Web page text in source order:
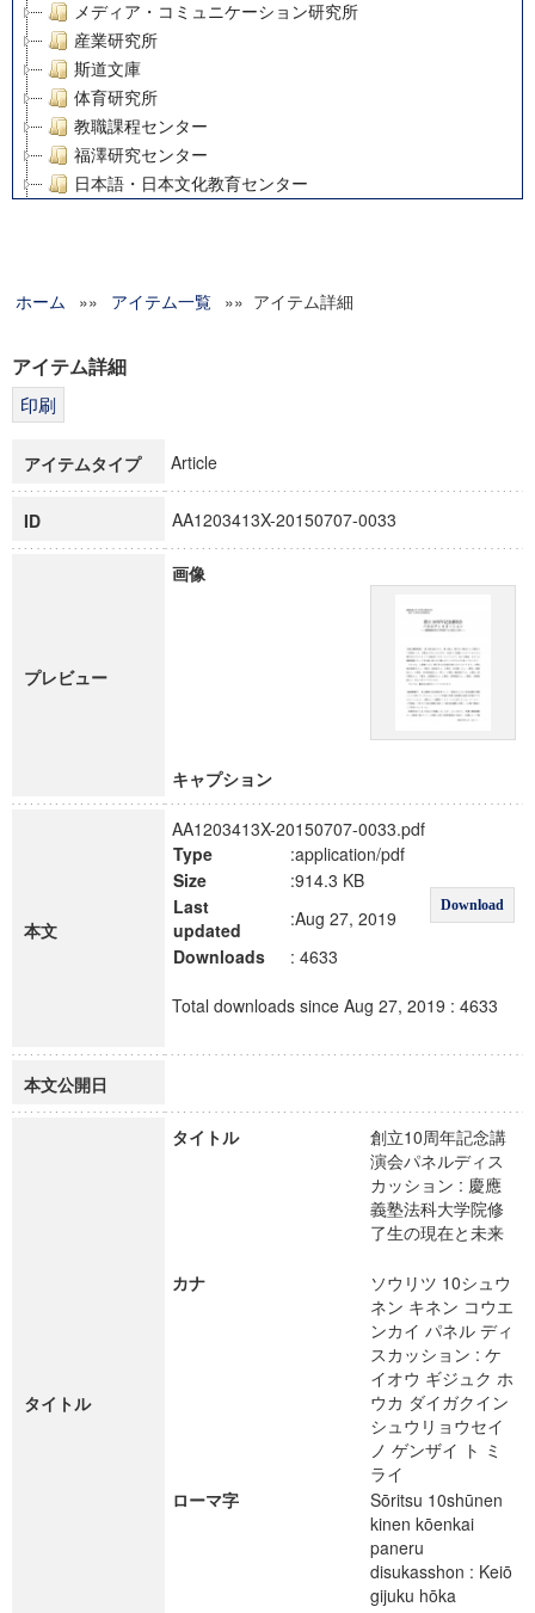
メディア・コミュニケーション研究所
産業研究所
斯道文庫
体育研究所
教職課程センター
福澤研究センター
日本語・日本文化教育センター
グローバルリサーチインスティテュート
科学研究費補助金研究成果報告書
博士課程教育リーディングプログラム「超成熟社会発展のサ
ホーム »» アイテム一覧 »» アイテム詳細
アイテム詳細
アイテムタイプ Article
ID AA1203413X-20150707-0033
プレビュー
画像
キャプション
本文
AA1203413X-20150707-0033.pdf
Type
:application/pdf
Download
Size
:914.3 KB
Last
updated
:Aug 27, 2019
Downloads
: 4633
Total downloads since Aug 27, 2019 : 4633
本文公開日
タイトル
タイトル
創立10周年記念講
演会パネルディス
カッション : 慶應
義塾法科大学院修
了生の現在と未来
カナ
ソウリツ 10シュウ
ネン キネン コウエ
ンカイ パネル ディ
スカッション : ケ
イオウ ギジュク ホ
ウカ ダイガクイン
シュウリョウセイ
ノ ゲンザイ ト ミ
ライ
ローマ字
Sōritsu 10shūnen
kinen kōenkai
paneru
disukasshon : Keiō
gijuku hōka